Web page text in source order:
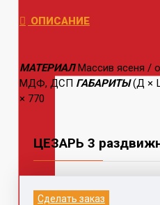
ОПИСАНИЕ
МАТЕРИАЛМассив ясеня /
МДФ, ДСП ГАБАРИТЫ(Д ×
× 770
ЦЕЗАРЬ 3
Сделать заказ
Информация на